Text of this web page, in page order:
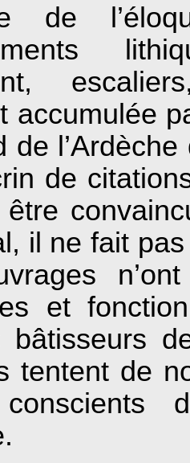
accumulée
de
de
être
il ne fait
et
tentent de
conscients